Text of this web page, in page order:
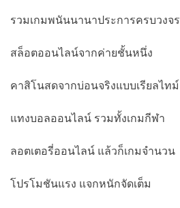
รวมเกมพนันนานาประการครบวงจร
สล็อตออนไลน์จากค่ายชั้นหนึ่ง
คาสิโนสดจากบ่อนจริงแบบเรียลไทม์
แทงบอลออนไลน์ รวมทั้งเกมกีฬา
ลอตเตอรี่ออนไลน์ แล้วก็เกมจำนวน
โปรโมชันแรง แจกหนักจัดเต็ม